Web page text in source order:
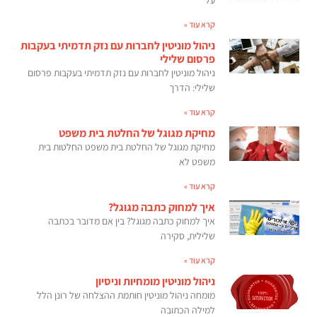
קרא עוד »
ניהול מוניטין לחברות עם נזק תדמיתי בעקבות
פרסום שלילי
ניהול מוניטין לחברות עם נזק תדמיתי בעקבות פרסום
שלילי: הדרך
קרא עוד »
מחיקת מגוגל של החלטת בית משפט
מחיקת מגוגל של החלטת בית משפט החלטות בית
משפט לא
קרא עוד »
איך למחוק כתבה מגוגל?
איך למחוק כתבה מגוגל? בין אם מדובר בכתבה
שלילית, סקירה
קרא עוד »
ניהול מוניטין מומחיות וניסיון
מומחה ניהול מוניטין חותמת ההצלחה של רונן הלל
למילה הכתובה